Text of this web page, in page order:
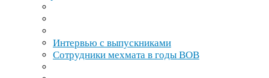
Интервью с выпускниками
Сотрудники мехмата в годы ВОВ